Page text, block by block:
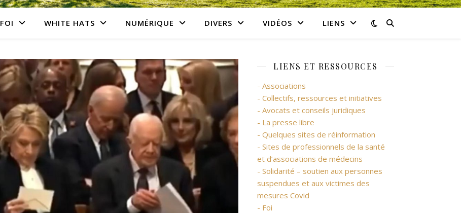
FOI WHITE HATS NUMÉRIQUE DIVERS VIDÉOS LIENS
LIENS ET RESSOURCES
- Associations
- Collectifs, ressources et initiatives
- Avocats et conseils juridiques
- La presse libre
- Quelques sites de réinformation
- Sites de professionnels de la santé
et d’associations de médecins
- Solidarité – soutien aux personnes
suspendues et aux victimes des
mesures Covid
- Foi